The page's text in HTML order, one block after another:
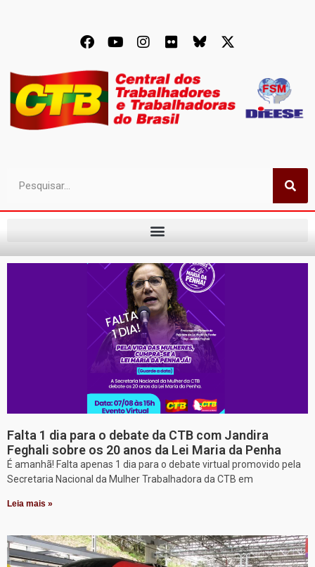
Falta 1 dia para o debate da CTB com Jandira
Feghali sobre os 20 anos da Lei Maria da Penha
É amanhã! Falta apenas 1 dia para o debate virtual promovido pela
Secretaria Nacional da Mulher Trabalhadora da CTB em
Leia mais »